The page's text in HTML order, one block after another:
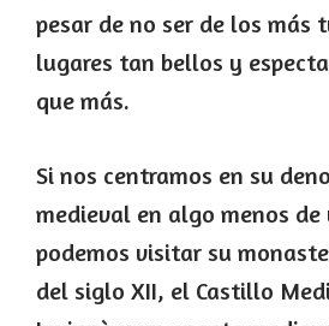
pesar de no ser de los más
lugares tan bellos y
que más.
Si nos centramos en su
medieval en algo menos de
podemos visitar su
del siglo XII, el Castillo